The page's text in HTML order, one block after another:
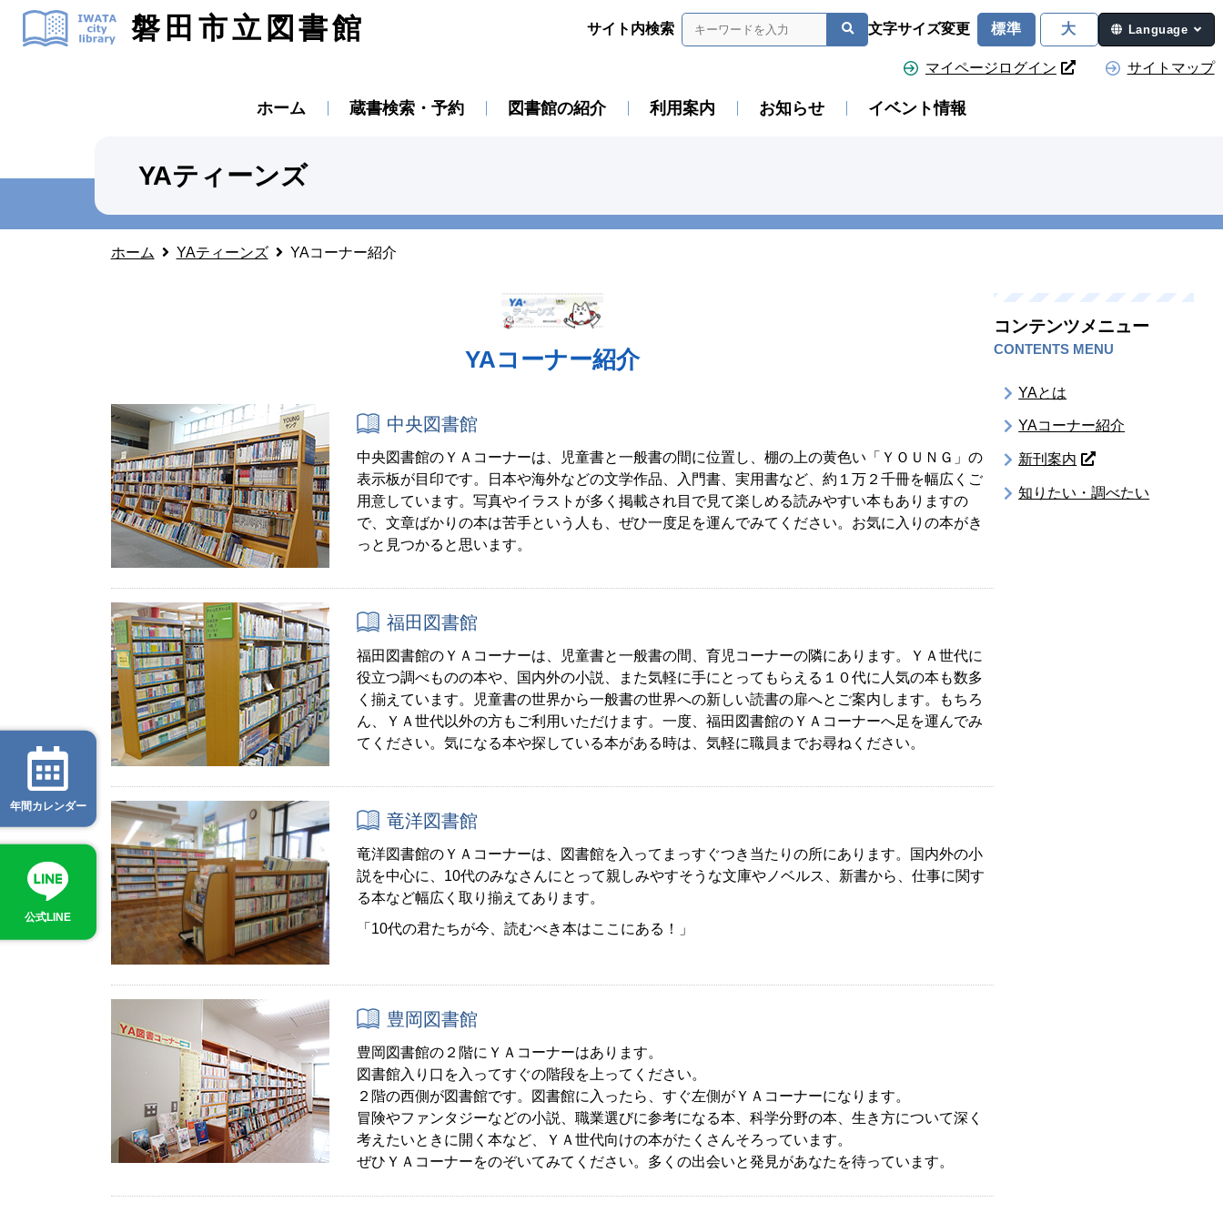
磐田市立図書館 サイト内検索 文字サイズ変更 標準 大 Language
マイページログイン サイトマップ
ホーム 蔵書検索・予約 図書館の紹介 利用案内 お知らせ イベント情報
YAティーンズ
ホーム YAティーンズ YAコーナー紹介
YAコーナー紹介
中央図書館
中央図書館のＹＡコーナーは、児童書と一般書の間に位置し、棚の上の黄色い「ＹＯＵＮＧ」の
表示板が目印です。日本や海外などの文学作品、入門書、実用書など、約１万２千冊を幅広くご
用意しています。写真やイラストが多く掲載され目で見て楽しめる読みやすい本もありますの
で、文章ばかりの本は苦手という人も、ぜひ一度足を運んでみてください。お気に入りの本がき
っと見つかると思います。
福田図書館
福田図書館のＹＡコーナーは、児童書と一般書の間、育児コーナーの隣にあります。ＹＡ世代に
役立つ調べものの本や、国内外の小説、また気軽に手にとってもらえる１０代に人気の本も数多
く揃えています。児童書の世界から一般書の世界への新しい読書の扉へとご案内します。もちろ
ん、ＹＡ世代以外の方もご利用いただけます。一度、福田図書館のＹＡコーナーへ足を運んでみ
てください。気になる本や探している本がある時は、気軽に職員までお尋ねください。
竜洋図書館
竜洋図書館のＹＡコーナーは、図書館を入ってまっすぐつき当たりの所にあります。国内外の小
説を中心に、10代のみなさんにとって親しみやすそうな文庫やノベルス、新書から、仕事に関す
る本など幅広く取り揃えてあります。
「10代の君たちが今、読むべき本はここにある！」
豊岡図書館
豊岡図書館の２階にＹＡコーナーはあります。
図書館入り口を入ってすぐの階段を上ってください。
２階の西側が図書館です。図書館に入ったら、すぐ左側がＹＡコーナーになります。
冒険やファンタジーなどの小説、職業選びに参考になる本、科学分野の本、生き方について深く
考えたいときに開く本など、ＹＡ世代向けの本がたくさんそろっています。
ぜひＹＡコーナーをのぞいてみてください。多くの出会いと発見があなたを待っています。
コンテンツメニュー
CONTENTS MENU
YAとは
YAコーナー紹介
新刊案内
知りたい・調べたい
年間カレンダー
公式LINE